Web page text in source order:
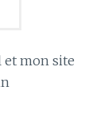
mon site